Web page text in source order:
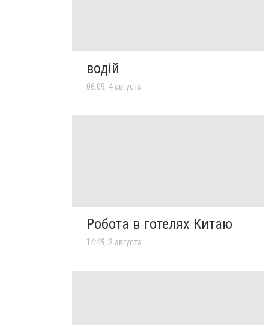
водій
06:09, 4 августа
Робота в готелях Китаю
14:49, 2 августа